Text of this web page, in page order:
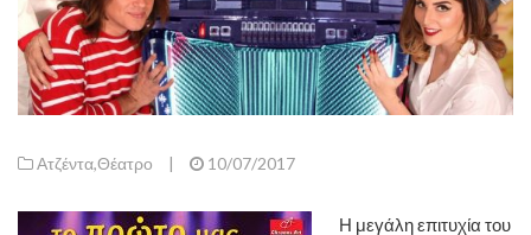
Ατζέντα,Θέατρο | 10/07/2017
Η μεγάλη επιτυχία του